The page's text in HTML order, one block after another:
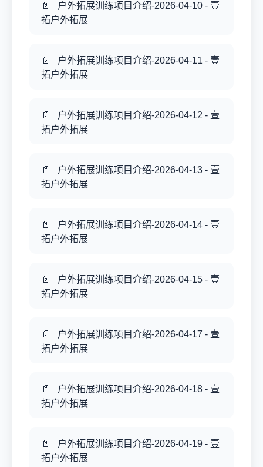
户外拓展训练项目介绍-2026-04-10 - 壹
拓户外拓展
户外拓展训练项目介绍-2026-04-11 - 壹
拓户外拓展
户外拓展训练项目介绍-2026-04-12 - 壹
拓户外拓展
户外拓展训练项目介绍-2026-04-13 - 壹
拓户外拓展
户外拓展训练项目介绍-2026-04-14 - 壹
拓户外拓展
户外拓展训练项目介绍-2026-04-15 - 壹
拓户外拓展
户外拓展训练项目介绍-2026-04-17 - 壹
拓户外拓展
户外拓展训练项目介绍-2026-04-18 - 壹
拓户外拓展
户外拓展训练项目介绍-2026-04-19 - 壹
拓户外拓展